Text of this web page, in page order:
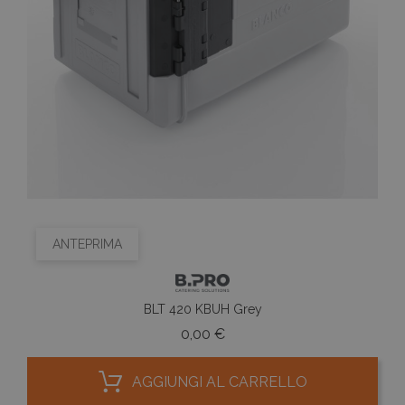
ANTEPRIMA
BLT 420 KBUH Grey
0,00 €Prezzo
AGGIUNGI AL CARRELLO